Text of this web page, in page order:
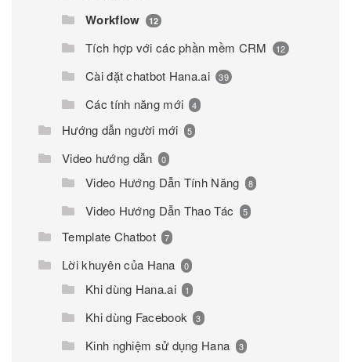
Workflow 12
Tích hợp với các phần mềm CRM 12
Cài đặt chatbot Hana.ai 39
Các tính năng mới 4
Hướng dẫn người mới 5
Video hướng dẫn 0
Video Hướng Dẫn Tính Năng 8
Video Hướng Dẫn Thao Tác 5
Template Chatbot 7
Lời khuyên của Hana 0
Khi dùng Hana.ai 1
Khi dùng Facebook 3
Kinh nghiệm sử dụng Hana 3